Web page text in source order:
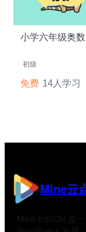
小学六年级奥数
初级
免费 14人学习
Mine云
Mine EduCN 是